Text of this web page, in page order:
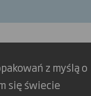
z myślą o
się świecie